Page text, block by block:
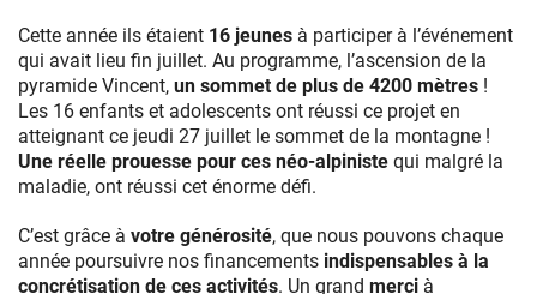
Cette année ils étaient 16 jeunes à participer à l’événement
qui avait lieu fin juillet. Au programme, l’ascension de la
pyramide Vincent, un sommet de plus de 4200 mètres !
Les 16 enfants et adolescents ont réussi ce projet en
atteignant ce jeudi 27 juillet le sommet de la montagne !
Une réelle prouesse pour ces néo-alpiniste qui malgré la
maladie, ont réussi cet énorme défi.
C’est grâce à votre générosité, que nous pouvons chaque
année poursuivre nos financements indispensables à la
concrétisation de ces activités. Un grand merci à